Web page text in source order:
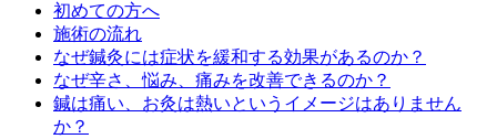
初めての方へ
施術の流れ
なぜ鍼灸には症状を緩和する効果があるのか？
なぜ辛さ、悩み、痛みを改善できるのか？
鍼は痛い、お灸は熱いというイメージはありません
か？